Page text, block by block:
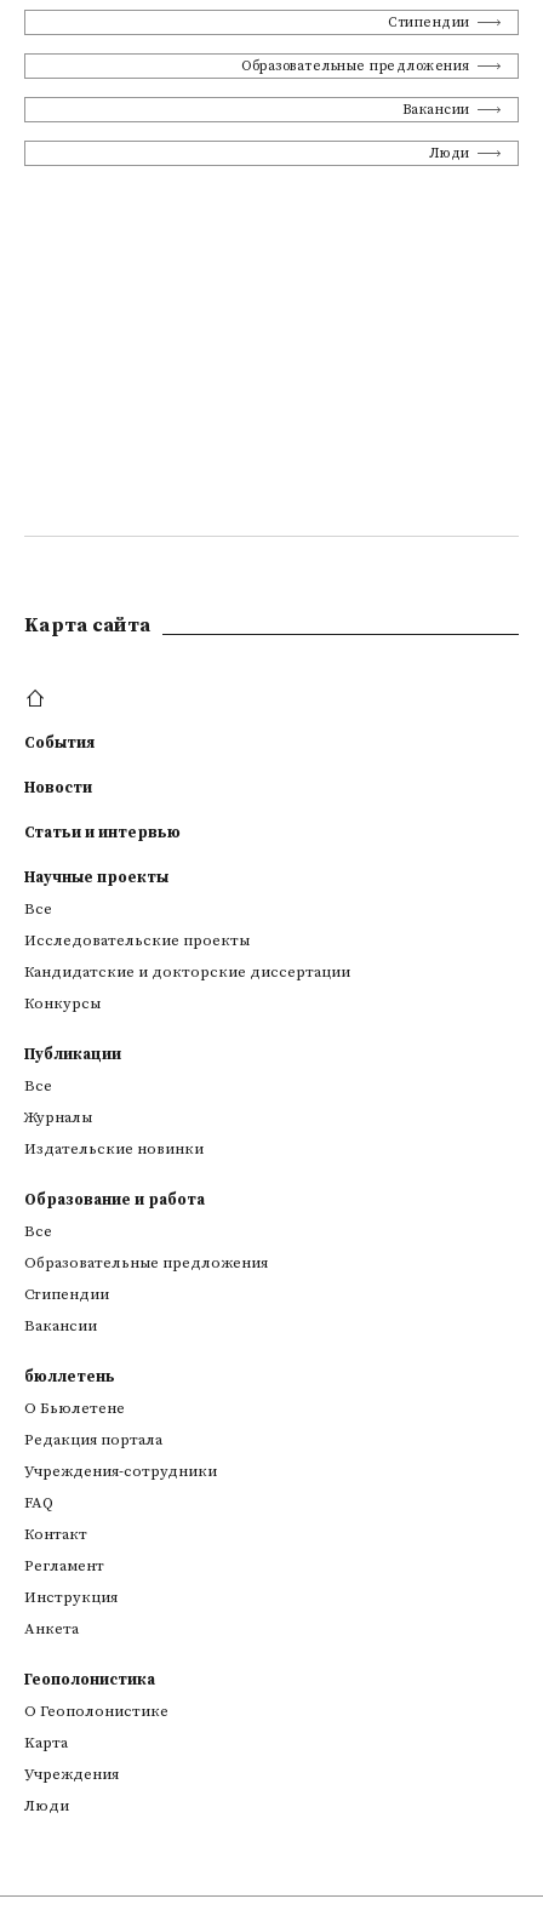
Стипендии
Образовательные предложения
Вакансии
Люди
Kарта сайта
События
Новости
Статьи и интервью
Научные проекты
Все
Исследовательские проекты
Кандидатские и докторские диссертации
Конкурсы
Публикации
Все
Журналы
Издательские новинки
Образование и работа
Все
Образовательные предложения
Стипендии
Вакансии
бюллетень
О Бьюлетене
Редакция портала
Учреждения-сотрудники
FAQ
Контакт
Регламент
Инструкция
Анкета
Геополонистика
О Геополонистике
Kарта
Учреждения
Люди